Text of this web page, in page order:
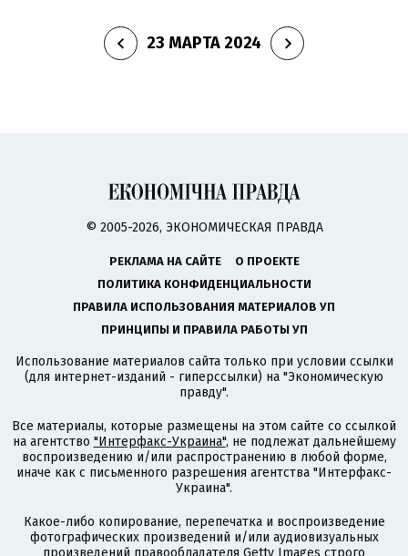
23 МАРТА 2024
© 2005-2026, ЭКОНОМИЧЕСКАЯ ПРАВДА
РЕКЛАМА НА САЙТЕ
О ПРОЕКТЕ
ПОЛИТИКА КОНФИДЕНЦИАЛЬНОСТИ
ПРАВИЛА ИСПОЛЬЗОВАНИЯ МАТЕРИАЛОВ УП
ПРИНЦИПЫ И ПРАВИЛА РАБОТЫ УП
Использование материалов сайта только при условии ссылки
(для интернет-изданий - гиперссылки) на "Экономическую
правду".
Все материалы, которые размещены на этом сайте со ссылкой
на агентство "Интерфакс-Украина", не подлежат дальнейшему
воспроизведению и/или распространению в любой форме,
иначе как с письменного разрешения агентства "Интерфакс-
Украина".
Какое-либо копирование, перепечатка и воспроизведение
фотографических произведений и/или аудиовизуальных